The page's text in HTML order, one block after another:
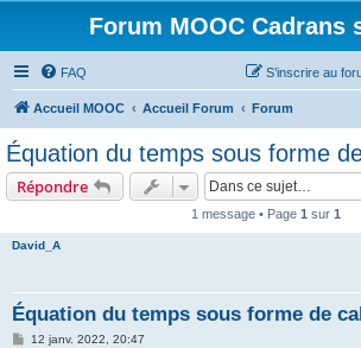
Forum MOOC Cadrans
FAQ S’inscrire au
Accueil MOOC Accueil Forum Forum
Équation du temps sous forme
Répondre
1 message • Page 1 sur 1
David_A
Équation du temps sous forme de
M12 janv. 2022, 20:47